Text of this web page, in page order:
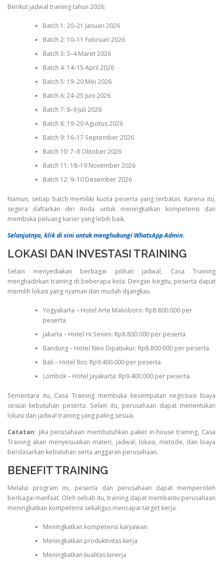
Berikut jadwal training tahun 2026:
Batch 1: 20–21 Januari 2026
Batch 2: 10–11 Februari 2026
Batch 3: 3–4 Maret 2026
Batch 4: 14–15 April 2026
Batch 5: 19–20 Mei 2026
Batch 6: 24–25 Juni 2026
Batch 7: 8–9 Juli 2026
Batch 8: 19–20 Agustus 2026
Batch 9: 16–17 September 2026
Batch 10: 7–8 Oktober 2026
Batch 11: 18–19 November 2026
Batch 12: 9–10 Desember 2026
Namun, setiap batch memiliki kuota peserta yang terbatas. Karena itu,
segera daftarkan diri Anda untuk meningkatkan kompetensi dan
membuka peluang karier yang lebih baik.
Selanjutnya, klik di sini untuk menghubungi WhatsApp Admin.
LOKASI DAN INVESTASI TRAINING
Selain menyediakan berbagai pilihan jadwal, Casa Training
menghadirkan training di beberapa kota. Dengan begitu, peserta dapat
memilih lokasi yang nyaman dan mudah dijangkau.
Yogyakarta – Hotel Arte Malioboro: Rp8.800.000 per
peserta
Jakarta – Hotel Hi Senen: Rp8.800.000 per peserta
Bandung – Hotel Neo Dipatiukur: Rp8.800.000 per peserta
Bali – Hotel Ibis: Rp9.400.000 per peserta
Lombok – Hotel Jayakarta: Rp9.400.000 per peserta
Sementara itu, Casa Training membuka kesempatan negosiasi biaya
sesuai kebutuhan peserta. Selain itu, perusahaan dapat menentukan
lokasi dan jadwal training yang paling sesuai.
Catatan: Jika perusahaan membutuhkan paket in-house training, Casa
Training akan menyesuaikan materi, jadwal, lokasi, metode, dan biaya
berdasarkan kebutuhan serta anggaran perusahaan.
BENEFIT TRAINING
Melalui program ini, peserta dan perusahaan dapat memperoleh
berbagai manfaat. Oleh sebab itu, training dapat membantu perusahaan
meningkatkan kompetensi sekaligus mencapai target kerja.
Meningkatkan kompetensi karyawan
Meningkatkan produktivitas kerja
Meningkatkan kualitas kinerja